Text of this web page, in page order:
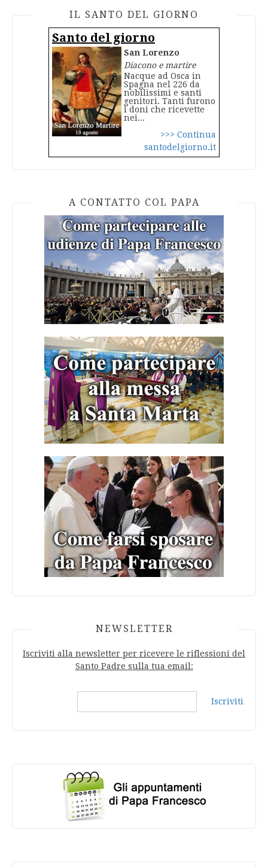
IL SANTO DEL GIORNO
Santo del giorno
San Lorenzo
Diacono e martire
Nacque ad Osca in
Spagna nel 226 da
nobilissimi e santi
genitori. Tanti furono
i doni che ricevette
nei...
>>> Continua
santodelgiorno.it
A CONTATTO COL PAPA
NEWSLETTER
Iscriviti alla newsletter per ricevere le riflessioni del
Santo Padre sulla tua email:
Iscriviti